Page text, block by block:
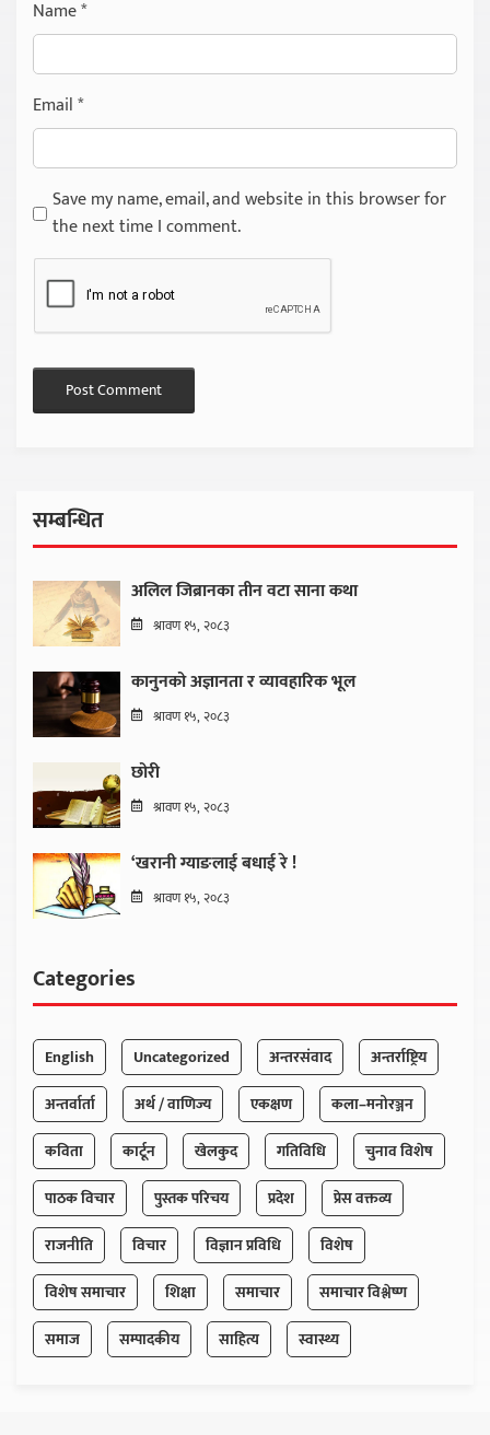
Name*
Email*
Save my name, email, and website in this browser for
the next time I comment.
सम्बन्धित
अलिल जिब्रानका तीन वटा साना कथा
श्रावण १५, २०८३
कानुनको अज्ञानता र व्यावहारिक भूल
श्रावण १५, २०८३
छोरी
श्रावण १५, २०८३
‘खरानी ग्याङलाई बधाई रे !
श्रावण १५, २०८३
Categories
English Uncategorized अन्तरसंवाद
अन्तर्राष्ट्रिय
अन्तर्वार्ता
अर्थ / वाणिज्य एकक्षण
कला–मनोरञ्जन
कविता
कार्टून खेलकुद गतिविधि
चुनाव विशेष
पाठक विचार
पुस्तक परिचय प्रदेश
प्रेस वक्तव्य
राजनीति
विचार विज्ञान प्रविधि
विशेष
विशेष समाचार
शिक्षा समाचार
समाचार विश्लेष्ण
समाज
सम्पादकीय साहित्य स्वास्थ्य